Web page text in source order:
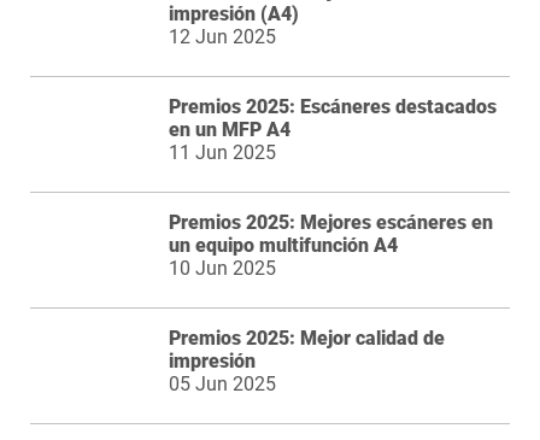
impresión (A4)
12 Jun 2025
Premios 2025: Escáneres destacados
en un MFP A4
11 Jun 2025
Premios 2025: Mejores escáneres en
un equipo multifunción A4
10 Jun 2025
Premios 2025: Mejor calidad de
impresión
05 Jun 2025